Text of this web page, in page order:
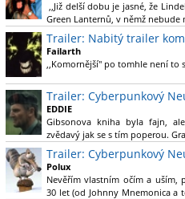
,,Již delší dobu je jasné, že
Green Lanternů, v němž
více se ovšem bude moci nová
Green Lanterna s
nesrozumitelného?
Trailer: Nabitý trailer
Failarth
,,Komornější" po tomhle není to
Nebál bych se říct, že to vypadá
tak i formou.
Výběr Ulricha Tomsena pro mě
bravo.
Chandler je lepší a lepší s každou
Komiksy to mají ted´těžké,
(DC nebo MCU to je buřt) , ale
Trailer: Cyberpunkový
EDDIE
Gibsonova kniha byla fajn,
zvědavý jak se s tím poperou.
Trailer: Cyberpunkový
Polux
Nevěřím vlastním očím a uším,
30 let (od Johnny Mnemonica a